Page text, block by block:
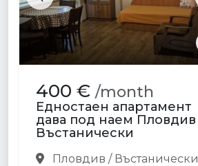
Previous
400 € /month
Едностаен апартамент
дава под наем Пловдив
Въстанически
Пловдив / Въстанически